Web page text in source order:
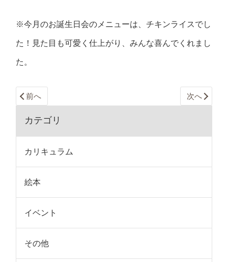
※今月のお誕生日会のメニューは、チキンライスでし
た！見た目も可愛く仕上がり、みんな喜んでくれまし
た。
前へ 次へ
カテゴリ
カリキュラム
絵本
イベント
その他